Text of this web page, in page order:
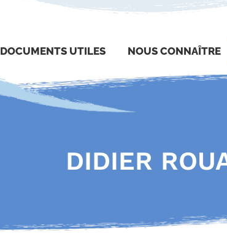
DOCUMENTS UTILES NOUS CONNAÎTRE
DIDIER